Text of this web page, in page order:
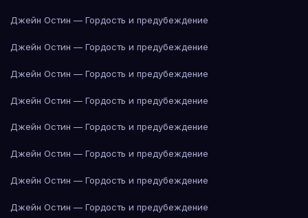
Джейн Остин — Гордость и предубеждение
Джейн Остин — Гордость и предубеждение
Джейн Остин — Гордость и предубеждение
Джейн Остин — Гордость и предубеждение
Джейн Остин — Гордость и предубеждение
Джейн Остин — Гордость и предубеждение
Джейн Остин — Гордость и предубеждение
Джейн Остин — Гордость и предубеждение